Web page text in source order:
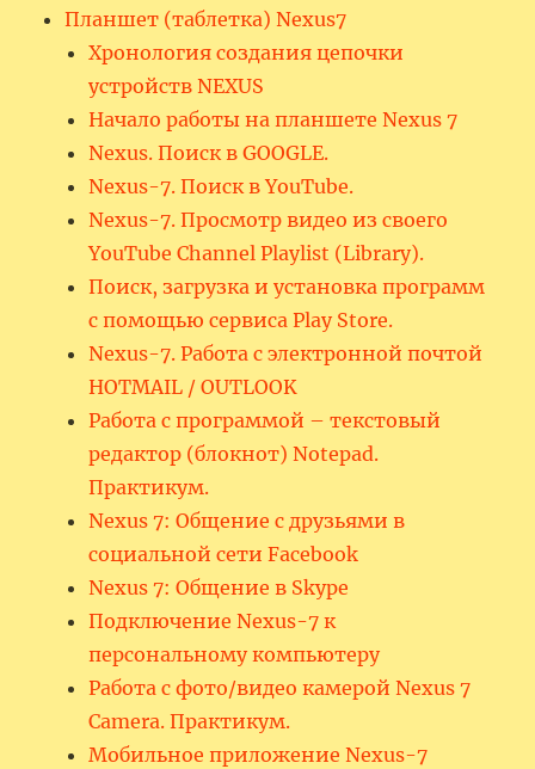
Планшет (таблетка) Nexus7
Хронология создания цепочки
устройств NEXUS
Начало работы на планшете Nexus 7
Nexus. Поиск в GOOGLE.
Nexus-7. Поиск в YouTube.
Nexus-7. Просмотр видео из своего
YouTube Channel Playlist (Library).
Поиск, загрузка и установка программ
с помощью сервиса Play Store.
Nexus-7. Работа с электронной почтой
HOTMAIL / OUTLOOK
Работа с программой – текстовый
редактор (блокнот) Notepad.
Практикум.
Nexus 7: Общение с друзьями в
социальной сети Facebook
Nexus 7: Общение в Skype
Подключение Nexus-7 к
персональному компьютеру
Работа с фото/видео камерой Nexus 7
Camera. Практикум.
Мобильное приложение Nexus-7